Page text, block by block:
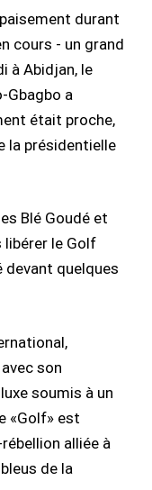
durant
cours - un grand
à Abidjan, le
Gbagbo a
était proche,
la présidentielle
Blé Goudé et
libérer le Golf
devant quelques
son
soumis à un
«Golf» est
alliée à
de la